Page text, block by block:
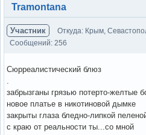
Вне форума
Tramontana
Участник Откуда: Крым,
Сообщений: 256
Сюрреалистический блюз
забрызганы грязью потерто-желтые
новое платье в никотиновой дымке
закрыты глаза бледно-липкой
с краю от реальности ты...со мной